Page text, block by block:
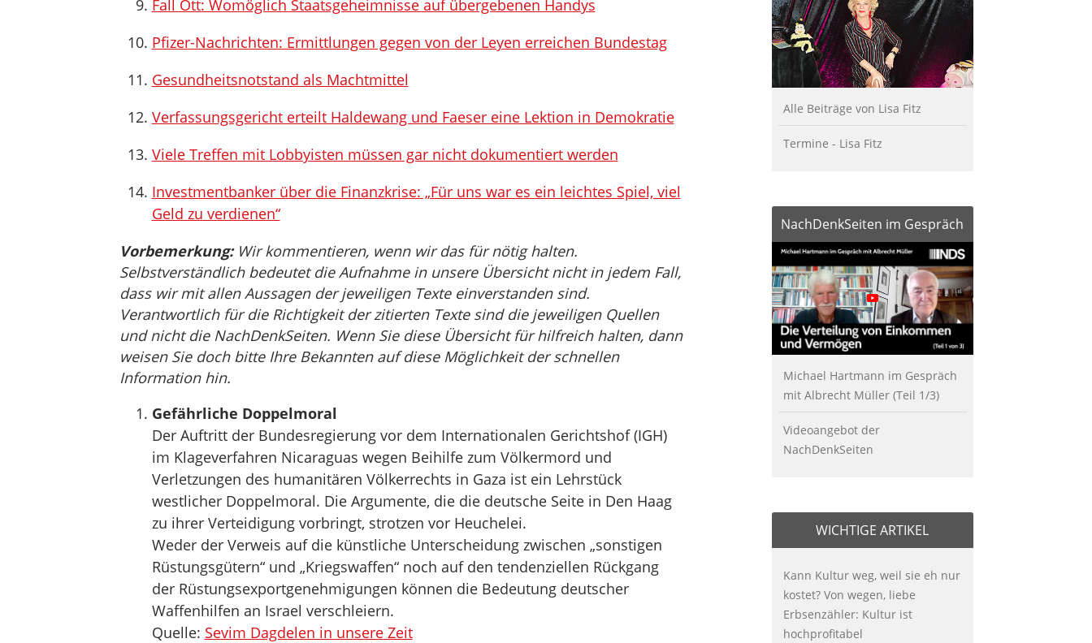
Fall Ott: Womöglich Staatsgeheimnisse auf übergebenen Handys
Pfizer-Nachrichten: Ermittlungen gegen von der Leyen erreichen Bundestag
Gesundheitsnotstand als Machtmittel
Verfassungsgericht erteilt Haldewang und Faeser eine Lektion in Demokratie
Viele Treffen mit Lobbyisten müssen gar nicht dokumentiert werden
Investmentbanker über die Finanzkrise: „Für uns war es ein leichtes Spiel, viel
Geld zu verdienen“
Vorbemerkung:Wir kommentieren, wenn wir das für nötig halten.
Selbstverständlich bedeutet die Aufnahme in unsere Übersicht nicht in jedem Fall,
dass wir mit allen Aussagen der jeweiligen Texte einverstanden sind.
Verantwortlich für die Richtigkeit der zitierten Texte sind die jeweiligen Quellen
und nicht die NachDenkSeiten. Wenn Sie diese Übersicht für hilfreich halten, dann
weisen Sie doch bitte Ihre Bekannten auf diese Möglichkeit der schnellen
Information hin.
Gefährliche Doppelmoral
Der Auftritt der Bundesregierung vor dem Internationalen Gerichtshof (IGH)
im Klageverfahren Nicaraguas wegen Beihilfe zum Völkermord und
Verletzungen des humanitären Völkerrechts in Gaza ist ein Lehrstück
westlicher Doppelmoral. Die Argumente, die die deutsche Seite in Den Haag
zu ihrer Verteidigung vorbringt, strotzen vor Heuchelei.
Weder der Verweis auf die künstliche Unterscheidung zwischen „sonstigen
Rüstungsgütern“ und „Kriegswaffen“ noch auf den tendenziellen Rückgang
der Rüstungsexportgenehmigungen können die Bedeutung deutscher
Waffenhilfen an Israel verschleiern.
Quelle: Sevim Dagdelen in unsere Zeit
Alle Beiträge von Lisa Fitz
Termine - Lisa Fitz
NachDenkSeiten im Gespräch
Michael Hartmann im Gespräch
mit Albrecht Müller (Teil 1/3)
Videoangebot der
NachDenkSeiten
WICHTIGE ARTIKEL
Kann Kultur weg, weil sie eh nur
kostet? Von wegen, liebe
Erbsenzähler: Kultur ist
hochprofitabel